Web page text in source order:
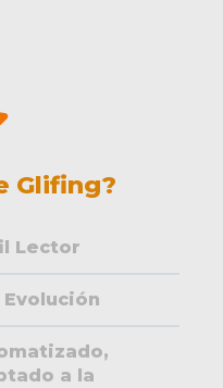
Glifing?
Lector
a la